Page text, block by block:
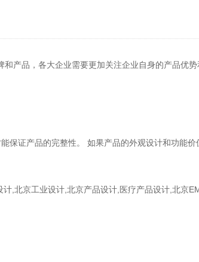
产品，各大企业需要更加关注企业自身的产品优
保证产品的完整性。 如果产品的外观设计和功能
,北京工业设计,北京产品设计,医疗产品设计,北京